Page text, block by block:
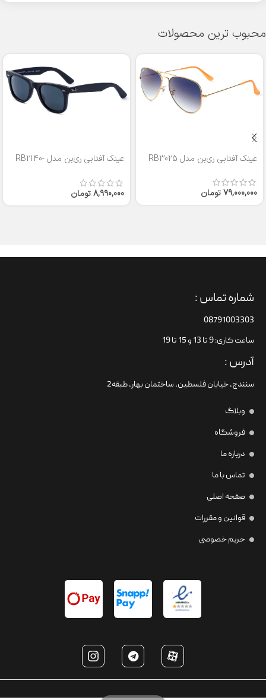
محبوب ترین محصولات
عینک آفتابی ری‌بن مدل RB3025
79,000,000تومان
عینک آفتابی ری‌بن مدل RB2140-
8,990,000تومان
شماره تماس :
08791003303
ساعت کاری: 9 تا 13 و 15 تا 19
آدرس :
سنندج، خیابان فلسطین،‌ ساختمان بهار، طبقه2
وبلاگ
فروشگاه
درباره ما
تماس با ما
صفحه اصلی
قوانین و مقررات
حریم خصوصی